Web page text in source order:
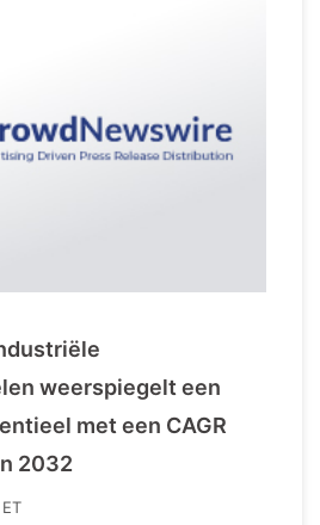
weerspiegelt een
met een CAGR
2032